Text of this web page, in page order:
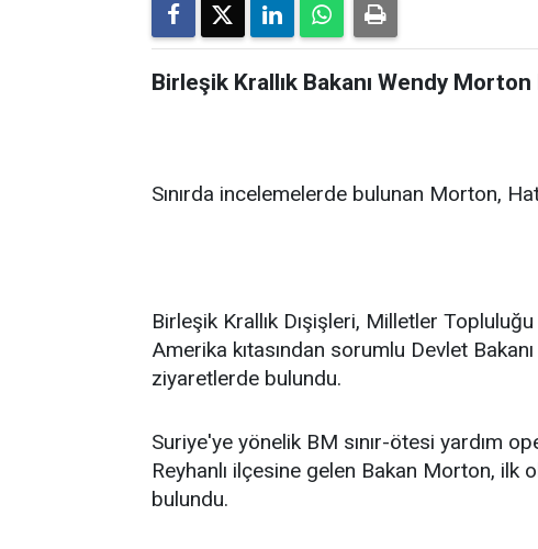
Birleşik Krallık Bakanı Wendy Morton
Sınırda incelemelerde bulunan Morton,
Birleşik Krallık Dışişleri, Milletler
Amerika kıtasından sorumlu Devlet
ziyaretlerde bulundu.
Suriye'ye yönelik BM sınır-ötesi yardım
Reyhanlı ilçesine gelen Bakan Morton,
bulundu.